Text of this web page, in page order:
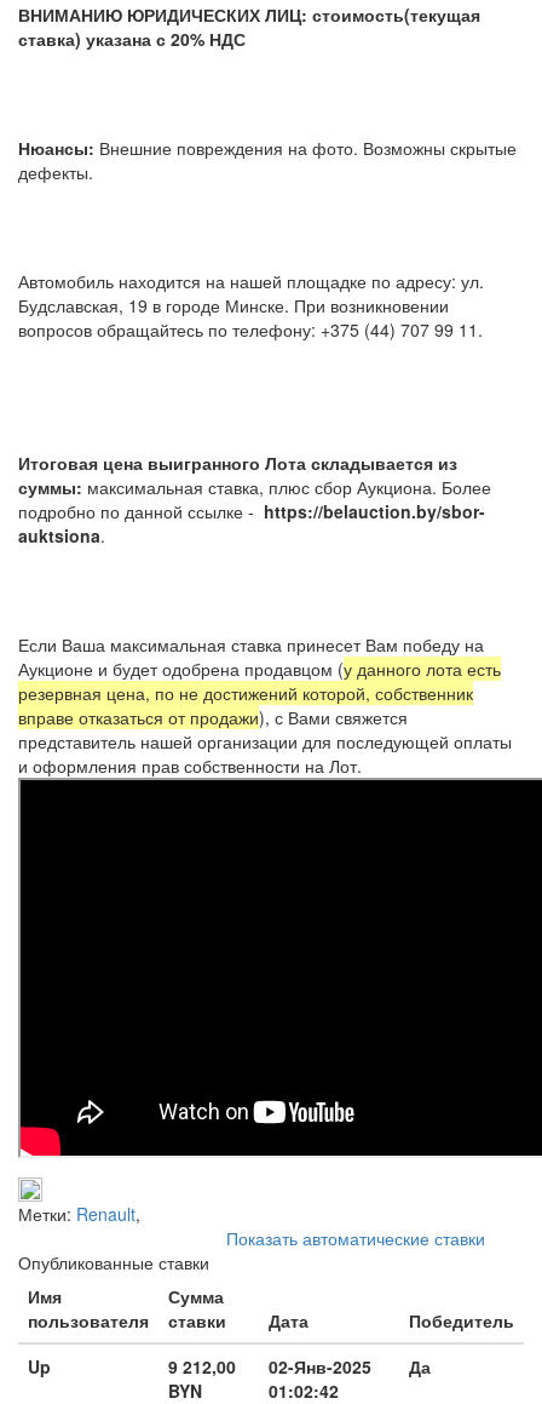
ВНИМАНИЮ ЮРИДИЧЕСКИХ ЛИЦ: стоимость(текущая
ставка) указана с 20% НДС
Нюансы: Внешние повреждения на фото. Возможны скрытые
дефекты.
Автомобиль находится на нашей площадке по адресу: ул.
Будславская, 19 в городе Минске. При возникновении
вопросов обращайтесь по телефону: +375 (44) 707 99 11.
Итоговая цена выигранного Лота складывается из
суммы: максимальная ставка, плюс сбор Аукциона. Более
подробно по данной ссылке - https://belauction.by/sbor-
auktsiona.
Если Ваша максимальная ставка принесет Вам победу на
Аукционе и будет одобрена продавцом (у данного лота есть
резервная цена, по не достижений которой, собственник
вправе отказаться от продажи), с Вами свяжется
представитель нашей организации для последующей оплаты
и оформления прав собственности на Лот.
Метки: Renault,
Показать автоматические ставки
Опубликованные ставки
Имя
пользователя
Сумма
ставки
Дата
Победитель
Up
9 212,00
BYN
02-Янв-2025
01:02:42
Да